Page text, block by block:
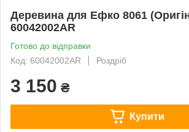
Деревина для Ефко 8061
60042002AR
Готово до відправки
Код: 60042002AR
Роздріб
3 150 ₴
Купити